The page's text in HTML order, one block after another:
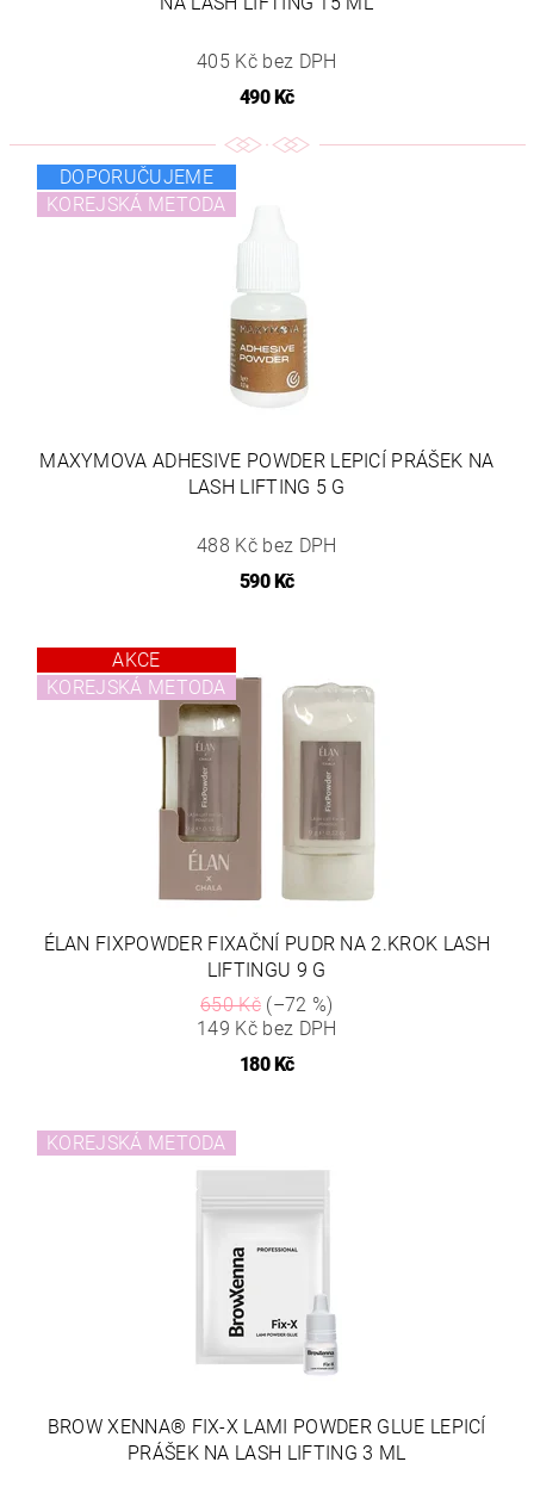
405 Kč bez DPH
490 Kč
DOPORUČUJEME
KOREJSKÁ METODA
MAXYMOVA ADHESIVE POWDER LEPICÍ PRÁŠEK NA
LASH LIFTING 5 G
488 Kč bez DPH
590 Kč
AKCE
KOREJSKÁ METODA
ÉLAN FIXPOWDER FIXAČNÍ PUDR NA 2.KROK LASH
LIFTINGU 9 G
650 Kč(–72 %)
149 Kč bez DPH
180 Kč
KOREJSKÁ METODA
BROW XENNA® FIX-X LAMI POWDER GLUE LEPICÍ
PRÁŠEK NA LASH LIFTING 3 ML